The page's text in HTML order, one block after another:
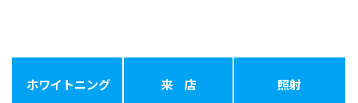
ホワイトニング 来 店 照射